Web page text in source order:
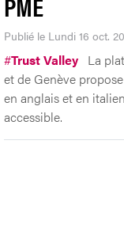
Publié le Lundi 16 oct.
#Trust Valley La
et de Genève
en anglais et en
accessible.